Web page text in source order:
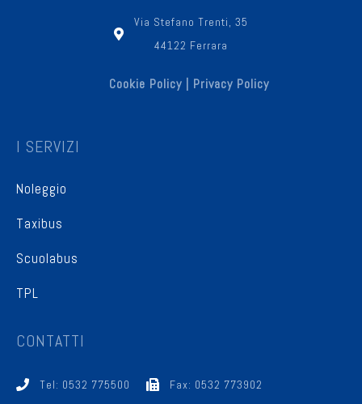
Via Stefano Trenti, 35
44122 Ferrara
Cookie Policy Privacy Policy
I SERVIZI
Noleggio
Taxibus
Scuolabus
TPL
CONTATTI
Tel: 0532 775500 Fax: 0532 773902